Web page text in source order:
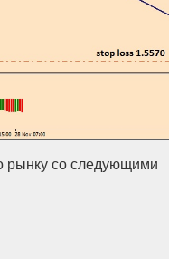
рынку со следующими